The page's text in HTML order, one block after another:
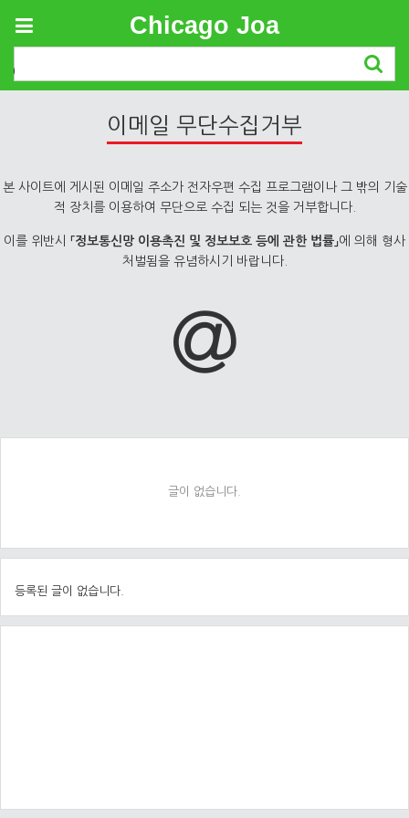
Chicago Joa
이메일 무단수집거부
본 사이트에 게시된 이메일 주소가 전자우편 수집 프로그램이나 그 밖의 기술
적 장치를 이용하여 무단으로 수집 되는 것을 거부합니다.
이를 위반시 「정보통신망 이용촉진 및 정보보호 등에 관한 법률」에 의해 형사
처벌됨을 유념하시기 바랍니다.
글이 없습니다.
등록된 글이 없습니다.